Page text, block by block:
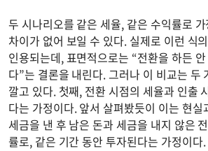
두 시나리오를 같은 세율, 같은 수익률로
차이가 없어 보일 수 있다. 실제로 이런 식
인용되는데, 표면적으로는 “전환을 하든
다”는 결론을 내린다. 그러나 이 비교는 두
깔고 있다. 첫째, 전환 시점의 세율과 인출
다는 가정이다. 앞서 살펴봤듯이 이는 현실
세금을 낸 후 남은 돈과 세금을 내지 않은
률로, 같은 기간 동안 투자된다는 가정이다.